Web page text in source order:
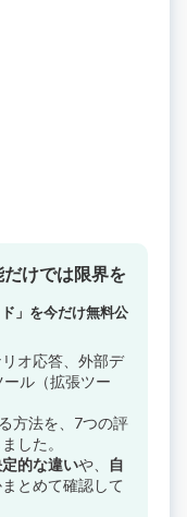
けでは限界を
」を今だけ無料公
オ応答、外部デ
ル（拡張ツー
方法を、7つの評
した。
的な違いや、
自
とめて確認して